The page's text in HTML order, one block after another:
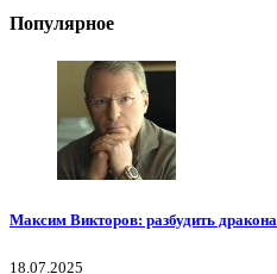
Популярное
Максим Викторов: разбудить дракона
18.07.2025